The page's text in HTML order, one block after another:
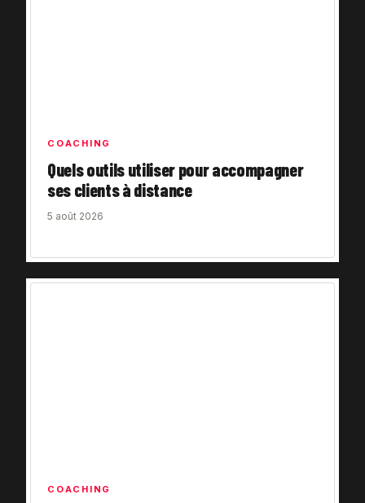
COACHING
Quels outils utiliser pour accompagner
ses clients à distance
5 août 2026
COACHING